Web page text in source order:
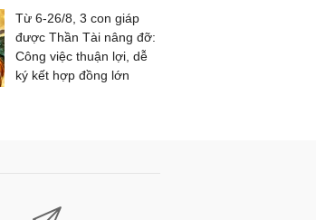
Từ 6-26/8, 3 con giáp
được Thần Tài nâng đỡ:
Công việc thuận lợi, dễ
ký kết hợp đồng lớn